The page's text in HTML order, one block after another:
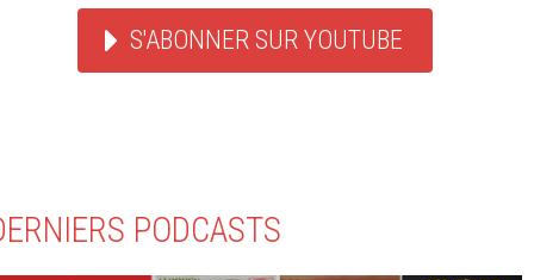
S'ABONNER SUR YOUTUBE
PODCASTS